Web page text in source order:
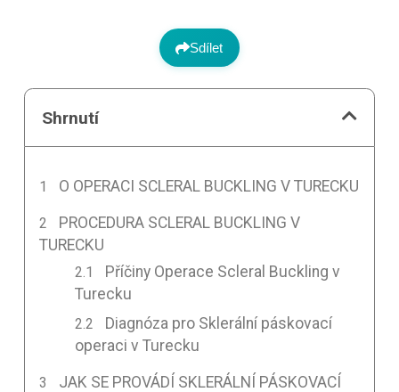
Sdílet
Shrnutí
O OPERACI SCLERAL BUCKLING V TURECKU
PROCEDURA SCLERAL BUCKLING V
TURECKU
Příčiny Operace Scleral Buckling v
Turecku
Diagnóza pro Sklerální páskovací
operaci v Turecku
JAK SE PROVÁDÍ SKLERÁLNÍ PÁSKOVACÍ